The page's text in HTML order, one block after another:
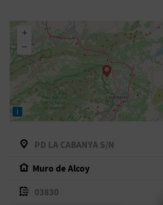
+
−
i
PD LA CABANYA S/N
Muro de Alcoy
03830